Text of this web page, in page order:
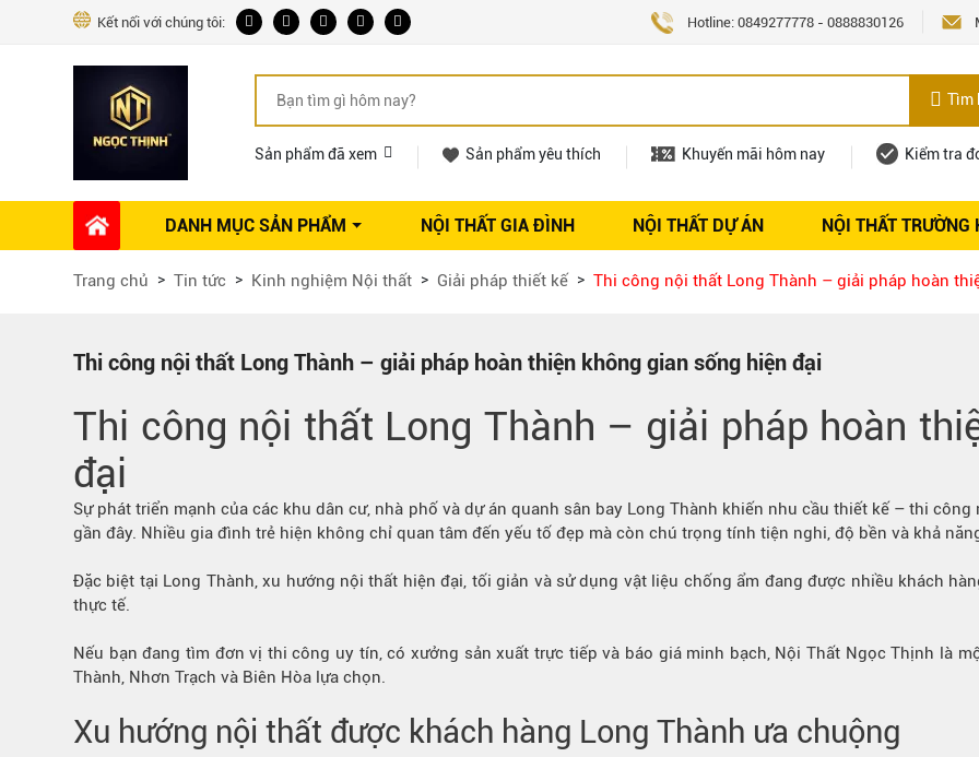
Kết nối với chúng tôi: Hotline: 0849277778 - 0888830126
Tìm
Sản phẩm đã xem Sản phẩm yêu thích Khuyến mãi hôm nay Kiểm tra
DANH MỤC SẢN PHẨM
Phụ kiện Nội thất
Ổ khóa tủ
Máy hút mùi
Phụ kiện tủ áo
Phụ kiện tủ bếp trên
Thùng đựng gạo
Bếp từ-Bếp hồng ngoại
Chậu rửa bát
Phụ kiện tủ bếp dưới
Giá để dao thớt
Kệ để chất tẩy rửa
Kệ gia vị
Kệ góc liên hoàn
NỘI THẤT GIA ĐÌNH NỘI THẤT DỰ ÁN NỘI THẤT TRƯỜNG
Dự án thi công Báo giá Nội thất
Trang chủ Tin tức Kinh nghiệm Nội thất Giải pháp thiết kế Thi công nội thất Long Thành – giải pháp hoàn
Thi công nội thất Long Thành – giải pháp hoàn thiện không gian sống hiện đại
Thi công nội thất Long Thành – giải pháp hoàn
đại
Sự phát triển mạnh của các khu dân cư, nhà phố và dự án quanh sân bay Long Thành khiến nhu cầu thiết kế – thi
gần đây. Nhiều gia đình trẻ hiện không chỉ quan tâm đến yếu tố đẹp mà còn chú trọng tính tiện nghi, độ bền và khả
Đặc biệt tại Long Thành, xu hướng nội thất hiện đại, tối giản và sử dụng vật liệu chống ẩm đang được nhiều khách
thực tế.
Nếu bạn đang tìm đơn vị thi công uy tín, có xưởng sản xuất trực tiếp và báo giá minh bạch, Nội Thất Ngọc Thịnh là
Thành, Nhơn Trạch và Biên Hòa lựa chọn.
Xu hướng nội thất được khách hàng Long Thành ưa chuộng